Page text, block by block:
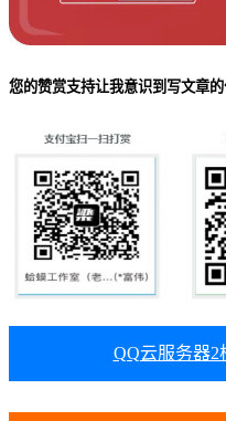
您的赞赏支持让我意识到写文章
QQ云服务器2